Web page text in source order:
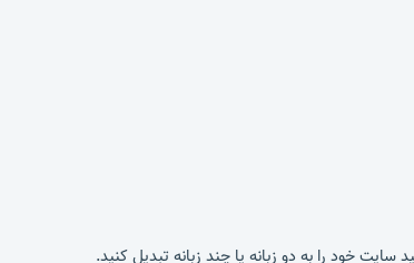
خود را به دو زبانه یا چند زبانه تبدیل کنید.